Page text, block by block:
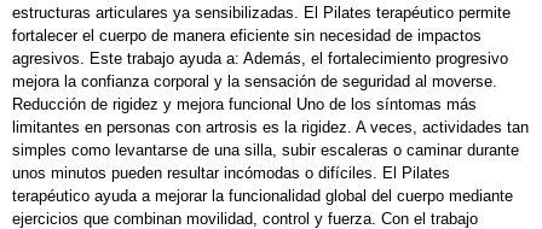
estructuras articulares ya sensibilizadas. El Pilates terapéutico permite
fortalecer el cuerpo de manera eficiente sin necesidad de impactos
agresivos. Este trabajo ayuda a: Además, el fortalecimiento progresivo
mejora la confianza corporal y la sensación de seguridad al moverse.
Reducción de rigidez y mejora funcional Uno de los síntomas más
limitantes en personas con artrosis es la rigidez. A veces, actividades tan
simples como levantarse de una silla, subir escaleras o caminar durante
unos minutos pueden resultar incómodas o difíciles. El Pilates
terapéutico ayuda a mejorar la funcionalidad global del cuerpo mediante
ejercicios que combinan movilidad, control y fuerza. Con el trabajo